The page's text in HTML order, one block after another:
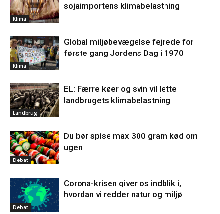
Klima
sojaimportens klimabelastning
Klima
Global miljøbevægelse fejrede for
første gang Jordens Dag i 1970
Landbrug
EL: Færre køer og svin vil lette
landbrugets klimabelastning
Debat
Du bør spise max 300 gram kød om
ugen
Debat
Corona-krisen giver os indblik i,
hvordan vi redder natur og miljø